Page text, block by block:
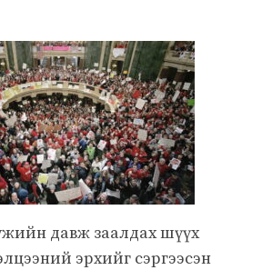
давж заалдах шүүх
эрхийг сэргээсэн